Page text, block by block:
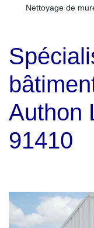
Nettoyage de
Authon
91410